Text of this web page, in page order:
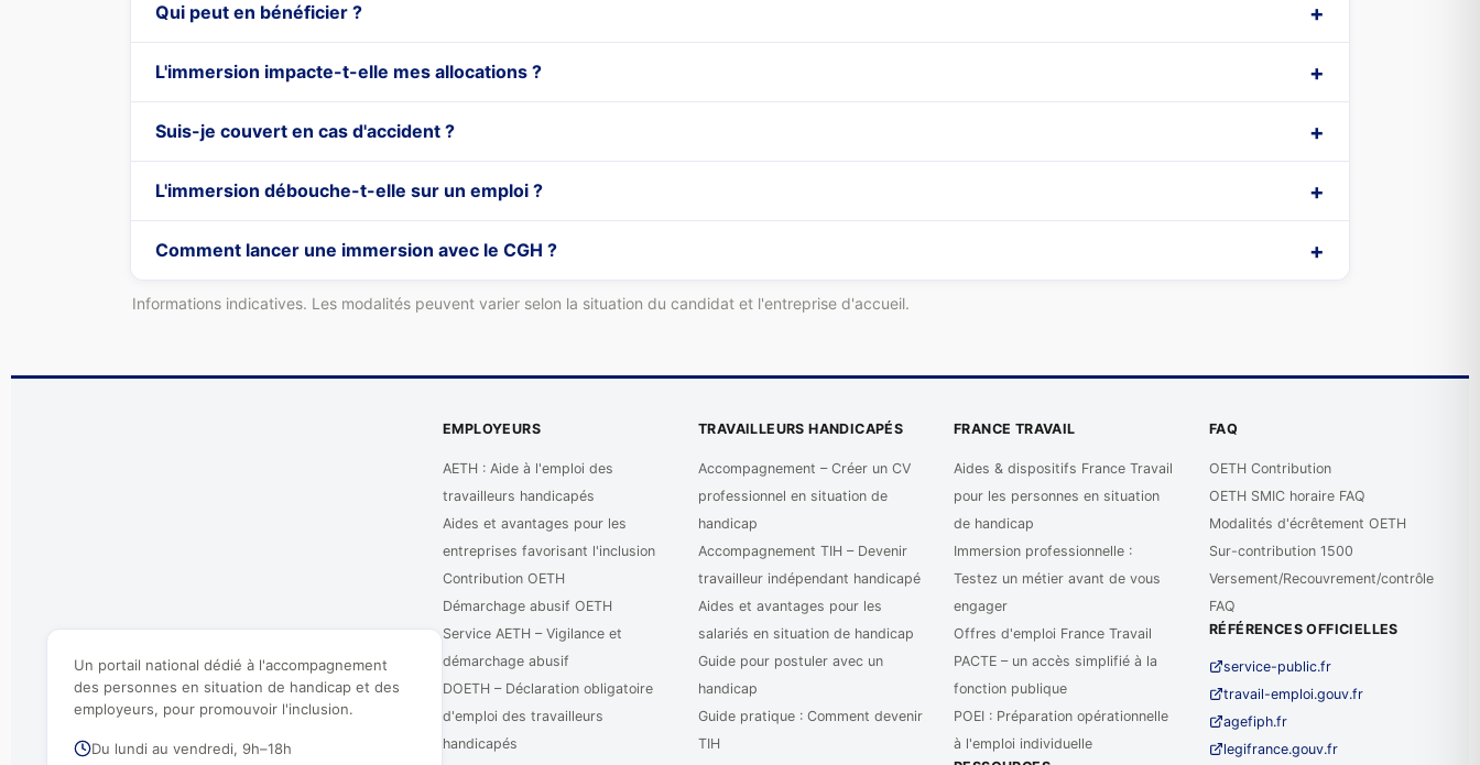
Qui peut en bénéficier ?
L'immersion impacte-t-elle mes allocations ?
Suis-je couvert en cas d'accident ?
L'immersion débouche-t-elle sur un emploi ?
Comment lancer une immersion avec le CGH ?
Informations indicatives. Les modalités peuvent varier selon la situation du candidat et l'entreprise d'accueil.
Un portail national dédié à l'accompagnement
des personnes en situation de handicap et des
employeurs, pour promouvoir l'inclusion.
Du lundi au vendredi, 9h–18h
EMPLOYEURS
AETH : Aide à l'emploi des
travailleurs handicapés
Aides et avantages pour les
entreprises favorisant l'inclusion
Contribution OETH
Démarchage abusif OETH
Service AETH – Vigilance et
démarchage abusif
DOETH – Déclaration obligatoire
d'emploi des travailleurs
handicapés
TRAVAILLEURS HANDICAPÉS
Accompagnement – Créer un CV
professionnel en situation de
handicap
Accompagnement TIH – Devenir
travailleur indépendant handicapé
Aides et avantages pour les
salariés en situation de handicap
Guide pour postuler avec un
handicap
Guide pratique : Comment devenir
TIH
FRANCE TRAVAIL
Aides & dispositifs France Travail
pour les personnes en situation
de handicap
Immersion professionnelle :
Testez un métier avant de vous
engager
Offres d'emploi France Travail
PACTE – un accès simplifié à la
fonction publique
POEI : Préparation opérationnelle
à l'emploi individuelle
FAQ
OETH Contribution
OETH SMIC horaire FAQ
Modalités d'écrêtement OETH
Sur-contribution 1500
Versement/Recouvrement/contrôle
FAQ
RÉFÉRENCES OFFICIELLES
service-public.fr
travail-emploi.gouv.fr
agefiph.fr
legifrance.gouv.fr